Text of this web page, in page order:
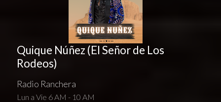
Quique Núñez (El Señor de Los
Rodeos)
Radio Ranchera
Lun a Vie 6 AM - 10 AM